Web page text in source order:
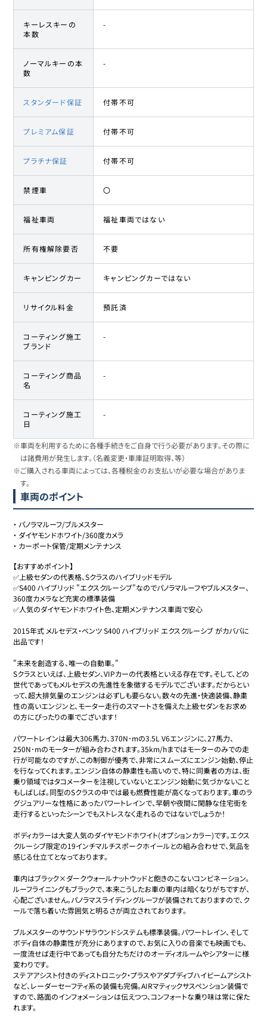
キーレスキーの
本数
-
ノーマルキーの本
数
-
スタンダード保証 付帯不可
プレミアム保証 付帯不可
プラチナ保証 付帯不可
禁煙車 〇
福祉車両 福祉車両ではない
所有権解除要否 不要
キャンピングカー キャンピングカーではない
リサイクル料金 預託済
コーティング施工
ブランド
-
コーティング商品
名
-
コーティング施工
日
-
※車両を利用するために各種手続きをご自身で行う必要があります。その際に
は諸費用が発生します。（名義変更・車庫証明取得、等）
※ご購入される車両によっては、各種税金のお支払いが必要な場合がありま
す。
車両のポイント
・ パノラマルーフ/ブルメスター
・ ダイヤモンドホワイト/360度カメラ
・ カーポート保管/定期メンテナンス
【おすすめポイント】
✅上級セダンの代表格、Sクラスのハイブリッドモデル
✅S400 ハイブリッド "エクスクルーシブ"なのでパノラマルーフやブルメスター、
360度カメラなど充実の標準装備
✅人気のダイヤモンドホワイト色、定期メンテナンス車両で安心
2015年式 メルセデス・ベンツ S400 ハイブリッド エクスクルーシブ がカババに
出品です！
"未来を創造する、唯一の自動車。"
Sクラスといえば、上級セダン、VIPカーの代表格といえる存在です。そして、どの
世代であってもメルセデスの先進性を象徴するモデルでございます。だからとい
って、超大排気量のエンジンは必ずしも要らない。数々の先進・快適装備、静粛
性の高いエンジンと、モーター走行のスマートさを備えた上級セダンをお求め
の方にぴったりの車でございます！
パワートレインは最大306馬力、370N･mの3.5L V6エンジンに、27馬力、
250N･mのモーターが組み合わされます。35km/hまではモーターのみでの走
行が可能なのですが、この制御が優秀で、非常にスムーズにエンジン始動、停止
を行なってくれます。エンジン自体の静粛性も高いので、特に同乗者の方は、街
乗り領域ではタコメーターを注視していないとエンジン始動に気づかないこと
もしばしば。同型のSクラスの中では最も燃費性能が高くなっております。車のラ
グジュアリーな性格にあったパワートレインで、早朝や夜間に閑静な住宅街を
走行するといったシーンでもストレスなく走れるのではないでしょうか！
ボディカラーは大変人気のダイヤモンドホワイト(オプションカラー)です。エクス
クルーシブ限定の19インチマルチスポークホイールとの組み合わせで、気品を
感じる仕立てとなっております。
車内はブラック×ダークウォールナットウッドと飽きのこないコンビネーション。
ルーフライニングもブラックで、本来こうしたお車の車内は暗くなりがちですが、
心配ございません。パノラマスライディングルーフが装備されておりますので、ク
ールで落ち着いた雰囲気と明るさが両立されております。
ブルメスターのサウンドサラウンドシステムも標準装備。パワートレイン、そして
ボディ自体の静粛性が充分にありますので、お気に入りの音楽でも映画でも、
一度流せば走行中であっても自分たちだけのオーディオルームやシアターに様
変わりです。
ステアアシスト付きのディストロニック・プラスやアダプディブハイビームアシスト
など、レーダーセーフティ系の装備も完備。AIRマティックサスペンション装備で
すので、路面のインフォメーションは伝えつつ、コンフォートな乗り味は常に保た
れます。